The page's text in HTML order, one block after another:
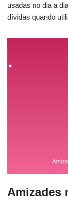
usadas no dia a
dívidas quando
Amizades